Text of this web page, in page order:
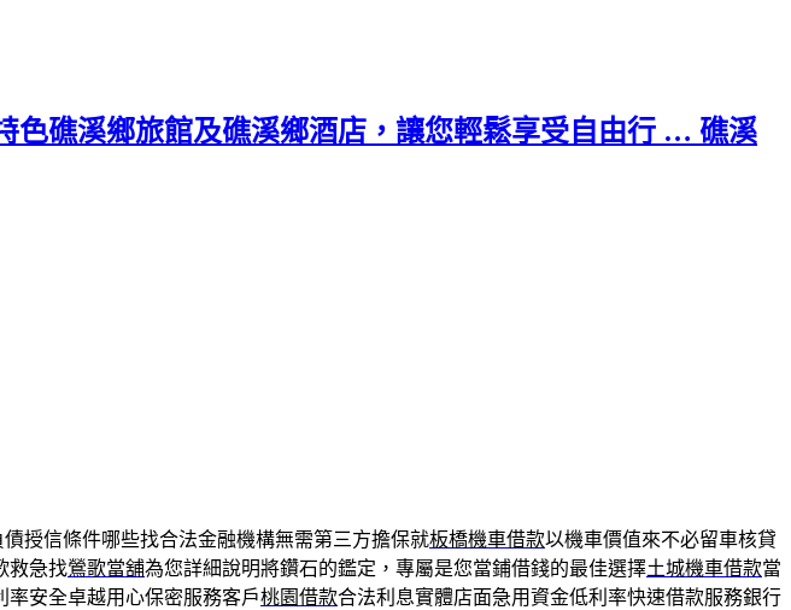
色礁溪鄉旅館及礁溪鄉酒店，讓您輕鬆享受自由行 … 礁溪
債授信條件哪些找合法金融機構無需第三方擔保就板橋機車借款以機車價值來不必留車核貸
救急找鶯歌當舖為您詳細說明將鑽石的鑑定，專屬是您當鋪借錢的最佳選擇土城機車借款當
安全卓越用心保密服務客戶桃園借款合法利息實體店面急用資金低利率快速借款服務銀行